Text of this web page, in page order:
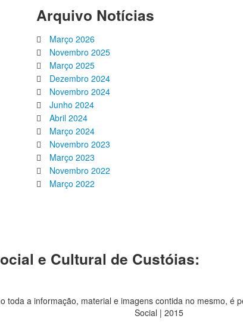
Arquivo Notícias
Março 2026
Novembro 2025
Março 2025
Dezembro 2024
Novembro 2024
Junho 2024
Abril 2024
Março 2024
Novembro 2023
Março 2023
Novembro 2022
Março 2022
e Cultural de Custóias:
toda a informação, material e imagens contida no mesmo,
Social | 2015